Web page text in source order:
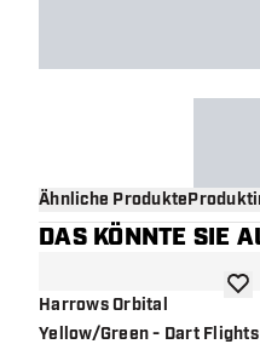
Ähnliche Produkte
DAS KÖNNTE SIE
Harrows Orbital
Yellow/Green - Dart Flights